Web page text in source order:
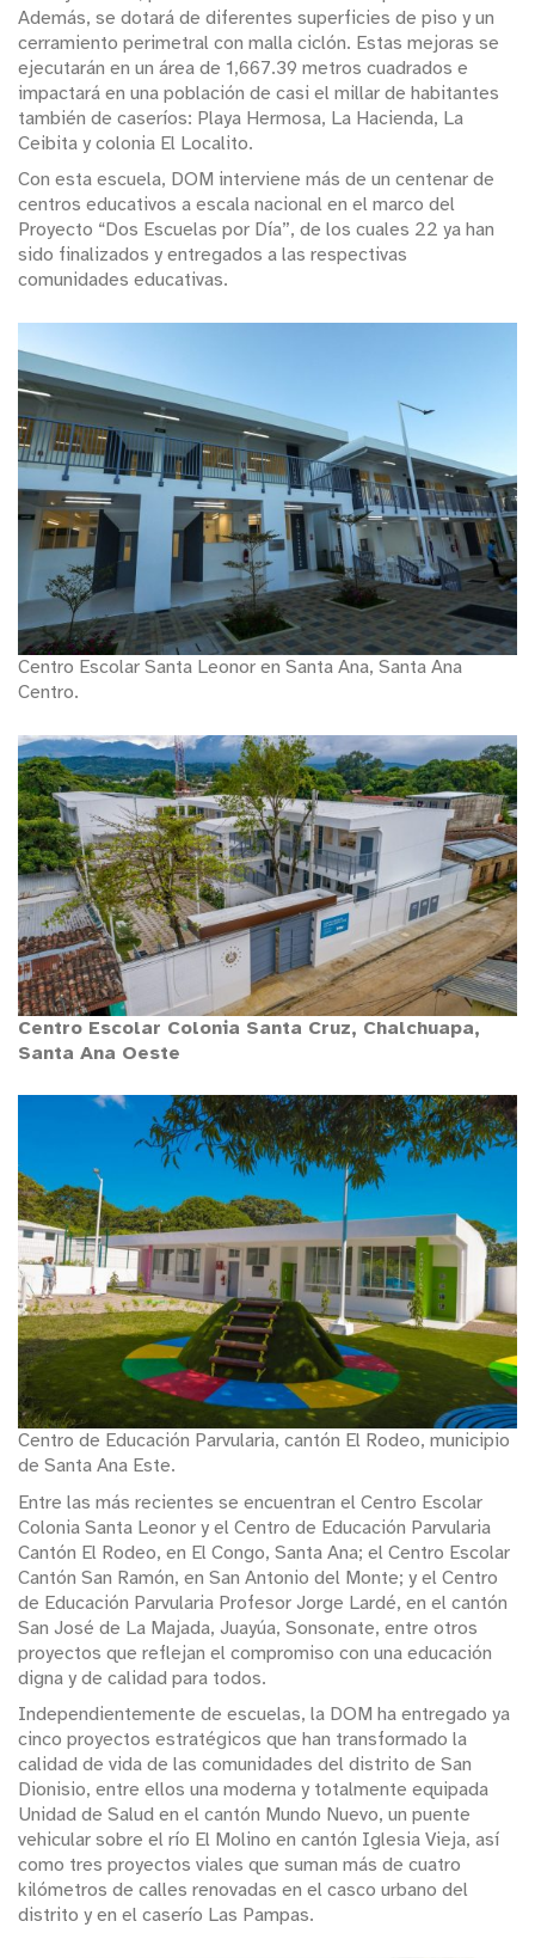
Además, se dotará de diferentes superficies de piso y un
cerramiento perimetral con malla ciclón. Estas mejoras se
ejecutarán en un área de 1,667.39 metros cuadrados e
impactará en una población de casi el millar de habitantes
también de caseríos: Playa Hermosa, La Hacienda, La
Ceibita y colonia El Localito.
Con esta escuela, DOM interviene más de un centenar de
centros educativos a escala nacional en el marco del
Proyecto “Dos Escuelas por Día”, de los cuales 22 ya han
sido finalizados y entregados a las respectivas
comunidades educativas.
Centro Escolar Santa Leonor en Santa Ana, Santa Ana
Centro.
Centro Escolar Colonia Santa Cruz, Chalchuapa,
Santa Ana Oeste
Centro de Educación Parvularia, cantón El Rodeo, municipio
de Santa Ana Este.
Entre las más recientes se encuentran el Centro Escolar
Colonia Santa Leonor y el Centro de Educación Parvularia
Cantón El Rodeo, en El Congo, Santa Ana; el Centro Escolar
Cantón San Ramón, en San Antonio del Monte; y el Centro
de Educación Parvularia Profesor Jorge Lardé, en el cantón
San José de La Majada, Juayúa, Sonsonate, entre otros
proyectos que reflejan el compromiso con una educación
digna y de calidad para todos.
Independientemente de escuelas, la DOM ha entregado ya
cinco proyectos estratégicos que han transformado la
calidad de vida de las comunidades del distrito de San
Dionisio, entre ellos una moderna y totalmente equipada
Unidad de Salud en el cantón Mundo Nuevo, un puente
vehicular sobre el río El Molino en cantón Iglesia Vieja, así
como tres proyectos viales que suman más de cuatro
kilómetros de calles renovadas en el casco urbano del
distrito y en el caserío Las Pampas.